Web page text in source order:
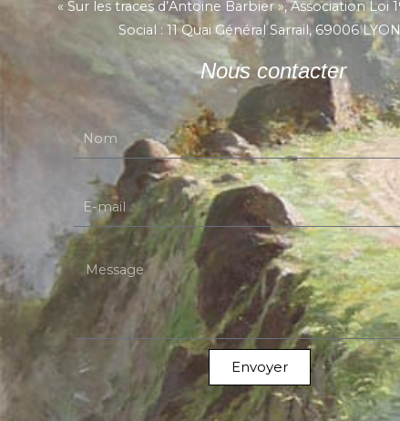
« Sur les traces d’Antoine Barbier », Association Loi
Social : 11 Quai Général Sarrail, 69006 LYON
Nous contacter
E-mail
Message
Envoyer